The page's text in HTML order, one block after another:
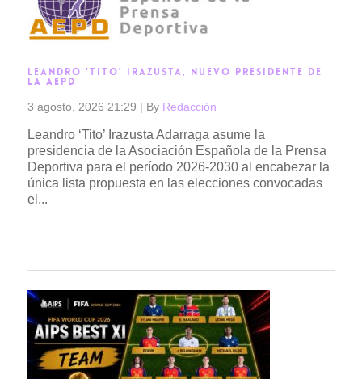
LEANDRO ‘TITO’ IRAZUSTA, NUEVO PRESIDENTE DE
LA AEPD
3 agosto, 2026 21:29 | By Redacción
Leandro ‘Tito’ Irazusta Adarraga asume la
presidencia de la Asociación Española de la Prensa
Deportiva para el período 2026-2030 al encabezar la
única lista propuesta en las elecciones convocadas
el...